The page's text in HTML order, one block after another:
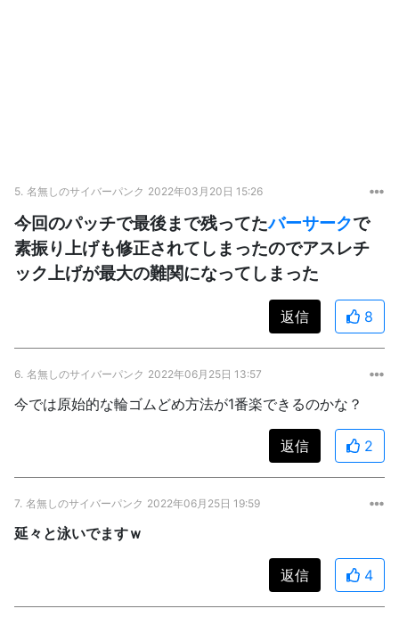
5. 名無しのサイバーパンク 2022年03月20日 15:26
今回のパッチで最後まで残ってたバーサークで
素振り上げも修正されてしまったのでアスレチ
ック上げが最大の難関になってしまった
返信 8
6. 名無しのサイバーパンク 2022年06月25日 13:57
今では原始的な輪ゴムどめ方法が1番楽できるのかな？
返信 2
7. 名無しのサイバーパンク 2022年06月25日 19:59
延々と泳いでますｗ
返信 4